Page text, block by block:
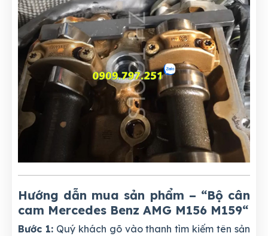
Hướng dẫn mua sản phẩm – “Bộ cân
cam Mercedes Benz AMG M156 M159“
Bước 1:Quý khách gõ vào thanh tìm kiếm tên sản